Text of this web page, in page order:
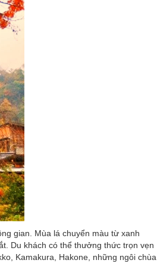
gian. Mùa lá chuyển màu từ xanh
Du khách có thể thưởng thức trọn vẹn
Kamakura, Hakone, những ngôi chùa